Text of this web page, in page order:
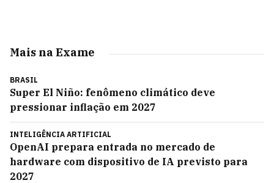
Mais na Exame
BRASIL
Super El Niño: fenômeno climático deve
pressionar inflação em 2027
INTELIGÊNCIA ARTIFICIAL
OpenAI prepara entrada no mercado de
hardware com dispositivo de IA previsto para
2027